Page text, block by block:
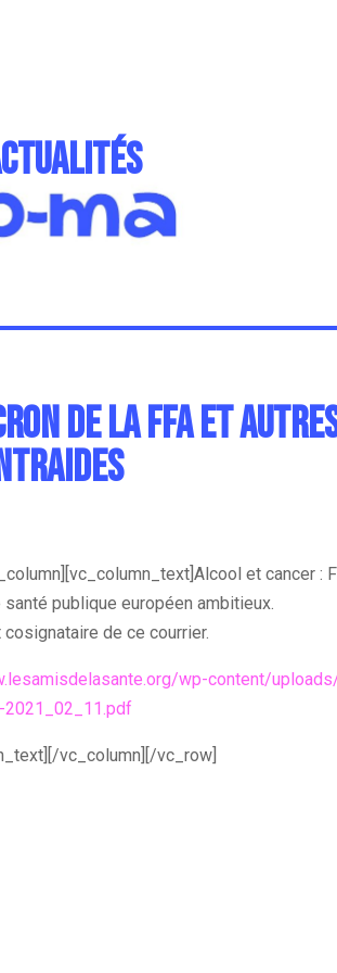
de la FFA et
et cancer
santé publique européen ambitieux.
cosignataire de ce courrier.
wp-content/
2021_02_11.pdf
vc_column][/vc_row]